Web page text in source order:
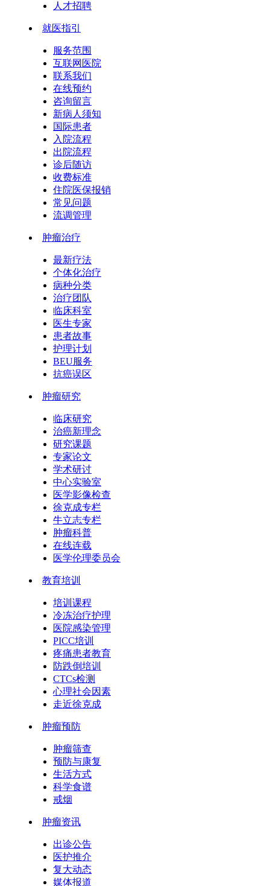
人才招聘
就医指引
服务范围
互联网医院
联系我们
在线预约
咨询留言
新病人须知
国际患者
入院流程
出院流程
诊后随访
收费标准
住院医保报销
常见问题
流调管理
肿瘤治疗
最新疗法
个体化治疗
病种分类
治疗团队
临床科室
医生专家
患者故事
护理计划
BEU服务
抗癌误区
肿瘤研究
临床研究
治癌新理念
研究课题
专家论文
学术研讨
中心实验室
医学影像检查
徐克成专栏
牛立志专栏
肿瘤科普
在线连载
医学伦理委员会
教育培训
培训课程
冷冻治疗护理
医院感染管理
PICC培训
疼痛患者教育
防跌倒培训
CTCs检测
心理社会因素
走近徐克成
肿瘤预防
肿瘤筛查
预防与康复
生活方式
科学食谱
戒烟
肿瘤资讯
出诊公告
医护推介
复大动态
媒体报道